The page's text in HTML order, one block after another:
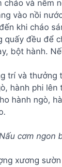
cháo và nêm
vào nồi
khi cháo
quấy đều để
bột hành.
trí và thưởng
hành phi
cơm ngon
xương